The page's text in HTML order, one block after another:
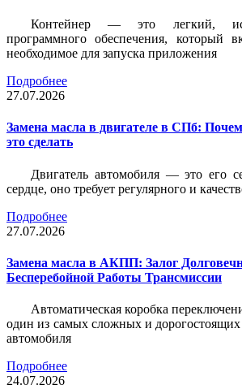
Контейнер — это легкий,
программного обеспечения, который
необходимое для запуска приложения
Подробнее
27.07.2026
Замена масла в двигателе в СПб:
это сделать
Двигатель автомобиля — это его
сердце, оно требует регулярного и
Подробнее
27.07.2026
Замена масла в АКПП: Залог
Бесперебойной Работы Трансмиссии
Автоматическая коробка
один из самых сложных и дорогостоящих
автомобиля
Подробнее
24.07.2026